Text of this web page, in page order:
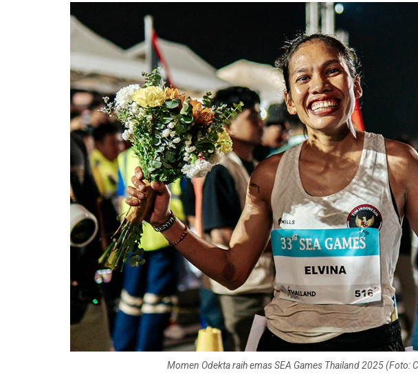
Momen Odekta raih emas SEA Games Thailand 2025 (Foto: